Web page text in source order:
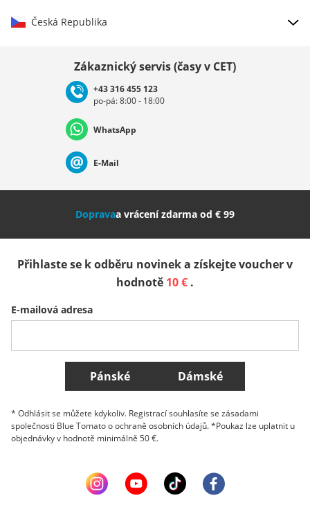
Česká Republika
Deutschland Österreich
Nederland Italia (Italiano) Italien (Deutsch)
Slovenija
Belgique (Français) Danmark Norge
Všechny země
Zákaznický servis (časy v CET)
+43 316 455 123
po-pá: 8:00 - 18:00
WhatsApp
E-Mail
Dopravaa vrácení zdarma od € 99
Přihlaste se k odběru novinek a získejte voucher v
hodnotě 10 € .
E-mailová adresa
Pánské Dámské
* Odhlásit se můžete kdykoliv. Registrací souhlasíte se zásadami
společnosti Blue Tomato o ochraně osobních údajů. *Poukaz lze uplatnit u
objednávky v hodnotě minimálně 50 €.